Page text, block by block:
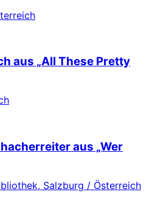
aus „All These Pretty
aus „Wer
Salzburg / Österreich